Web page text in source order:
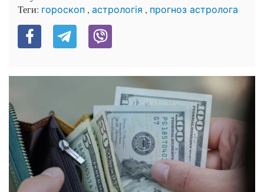
Теги: гороскоп , астрологія , прогноз астролога